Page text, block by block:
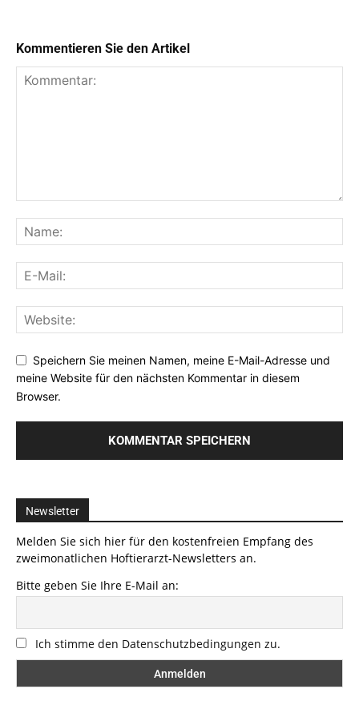
Kommentieren Sie den Artikel
Speichern Sie meinen Namen, meine E-Mail-Adresse und
meine Website für den nächsten Kommentar in diesem
Browser.
Newsletter
Melden Sie sich hier für den kostenfreien Empfang des
zweimonatlichen Hoftierarzt-Newsletters an.
Bitte geben Sie Ihre E-Mail an:
Ich stimme den Datenschutzbedingungen zu.